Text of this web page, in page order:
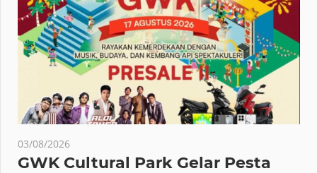
03/08/2026
GWK Cultural Park Gelar Pesta